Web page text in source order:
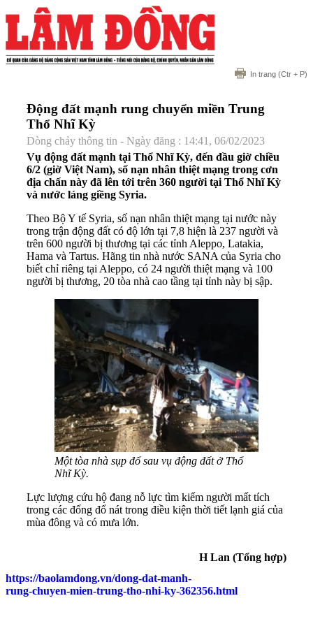
In trang (Ctr + P)
Động đất mạnh rung chuyển miền Trung
Thổ Nhĩ Kỳ
Dòng chảy thông tin - Ngày đăng : 14:41, 06/02/2023
Vụ động đất mạnh tại Thổ Nhĩ Kỳ, đến đầu giờ chiều
6/2 (giờ Việt Nam), số nạn nhân thiệt mạng trong cơn
địa chấn này đã lên tới trên 360 người tại Thổ Nhĩ Kỳ
và nước láng giềng Syria.
Theo Bộ Y tế Syria, số nạn nhân thiệt mạng tại nước này
trong trận động đất có độ lớn tại 7,8 hiện là 237 người và
trên 600 người bị thương tại các tỉnh Aleppo, Latakia,
Hama và Tartus. Hãng tin nhà nước SANA của Syria cho
biết chỉ riêng tại Aleppo, có 24 người thiệt mạng và 100
người bị thương, 20 tòa nhà cao tầng tại tỉnh này bị sập.
Một tòa nhà sụp đổ sau vụ động đất ở Thổ
Nhĩ Kỳ.
Lực lượng cứu hộ đang nỗ lực tìm kiếm người mất tích
trong các đống đổ nát trong điều kiện thời tiết lạnh giá của
mùa đông và có mưa lớn.
H Lan (Tổng hợp)
https://baolamdong.vn/dong-dat-manh-
rung-chuyen-mien-trung-tho-nhi-ky-362356.html